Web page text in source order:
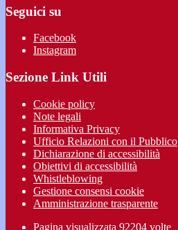
Seguici su
Facebook
Instagram
Sezione Link Utili
Cookie policy
Note legali
Informativa Privacy
Ufficio Relazioni con il Pubblico
Dichiarazione di accessibilità
Obiettivi di accessibilità
Whistleblowing
Gestione consensi cookie
Amministrazione trasparente
Pagina visualizzata 92204 volte